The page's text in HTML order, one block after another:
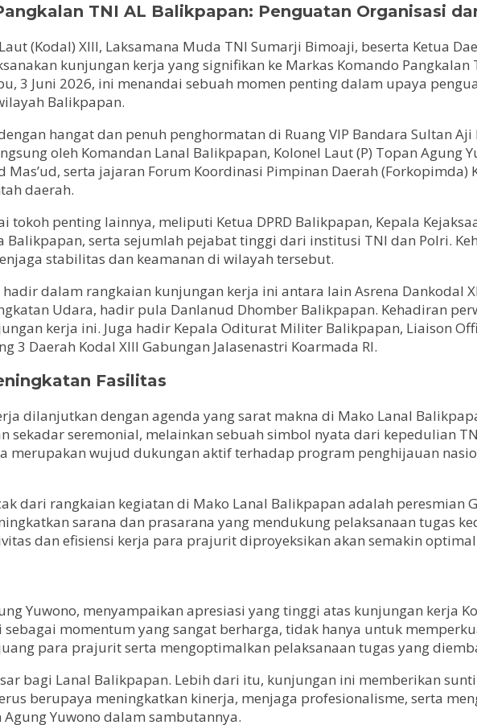
TNI AL Balikpapan: Penguatan Organisasi
(Kodal) XIII, Laksamana Muda TNI Sumarji Bimoaji, beserta Ketua
kunjungan kerja yang signifikan ke Markas Komando Pangkalan
3 Juni 2026, ini menandai sebuah momen penting dalam upaya
Balikpapan.
hangat dan penuh penghormatan di Ruang VIP Bandara Sultan Aji
oleh Komandan Lanal Balikpapan, Kolonel Laut (P) Topan Agung
serta jajaran Forum Koordinasi Pimpinan Daerah (Forkopimda)
daerah.
penting lainnya, meliputi Ketua DPRD Balikpapan, Kepala
Balikpapan, serta sejumlah pejabat tinggi dari institusi TNI dan Polri.
stabilitas dan keamanan di wilayah tersebut.
dalam rangkaian kunjungan kerja ini antara lain Asrena Dankodal
Udara, hadir pula Danlanud Dhomber Balikpapan. Kehadiran
kerja ini. Juga hadir Kepala Oditurat Militer Balikpapan, Liaison
3 Daerah Kodal XIII Gabungan Jalasenastri Koarmada RI.
Fasilitas
dilanjutkan dengan agenda yang sarat makna di Mako Lanal
sekadar seremonial, melainkan sebuah simbol nyata dari kepedulian
merupakan wujud dukungan aktif terhadap program penghijauan
dari rangkaian kegiatan di Mako Lanal Balikpapan adalah peresmian
sarana dan prasarana yang mendukung pelaksanaan tugas
dan efisiensi kerja para prajurit diproyeksikan akan semakin
Yuwono, menyampaikan apresiasi yang tinggi atas kunjungan kerja
momentum yang sangat berharga, tidak hanya untuk
para prajurit serta mengoptimalkan pelaksanaan tugas yang
bagi Lanal Balikpapan. Lebih dari itu, kunjungan ini memberikan
berupaya meningkatkan kinerja, menjaga profesionalisme, serta
Yuwono dalam sambutannya.